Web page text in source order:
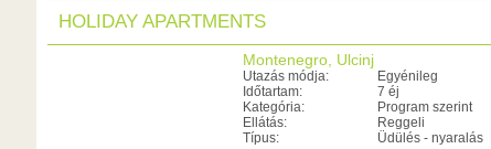
HOLIDAY APARTMENTS
Montenegro, Ulcinj
Utazás módja:
Egyénileg
Időtartam:
7 éj
Kategória:
Program szerint
Ellátás:
Reggeli
Típus:
Üdülés - nyaralás